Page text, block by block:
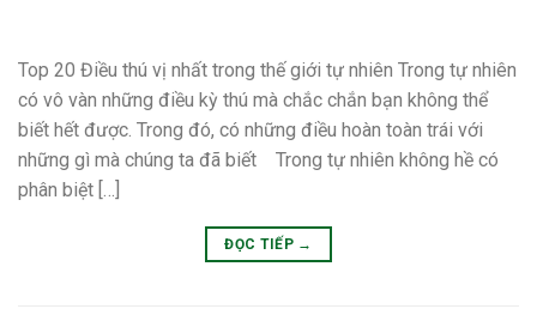
Top 20 Điều thú vị nhất trong thế giới tự nhiên Trong tự nhiên
có vô vàn những điều kỳ thú mà chắc chắn bạn không thể
biết hết được. Trong đó, có những điều hoàn toàn trái với
những gì mà chúng ta đã biết Trong tự nhiên không hề có
phân biệt […]
ĐỌC TIẾP →